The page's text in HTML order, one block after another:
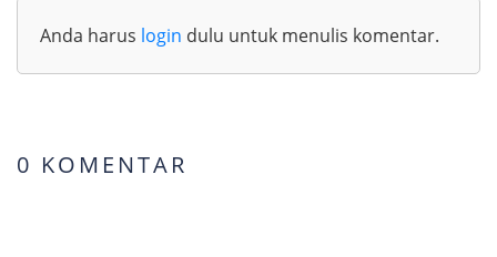
Anda harus login dulu untuk menulis komentar.
0 KOMENTAR